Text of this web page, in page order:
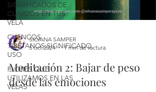
SIGNIFICADOS DE
CUARZOS EN TUS
VELA
CUENCOS
TIBETANOS:SIGNIFICADO,
USO
FLORES QUE
UTILIZAMOS EN LAS
VELAS
SILVANA SAMPER
5 oct 2024
1 min de lectura
Meditación 2: Bajar de peso
desde las emociones